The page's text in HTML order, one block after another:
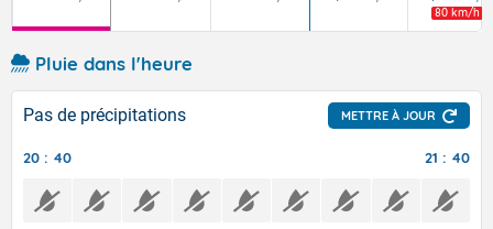
80 km/h
Pluie dans l'heure
Pas de précipitations METTRE À JOUR
20 : 40 21 : 40